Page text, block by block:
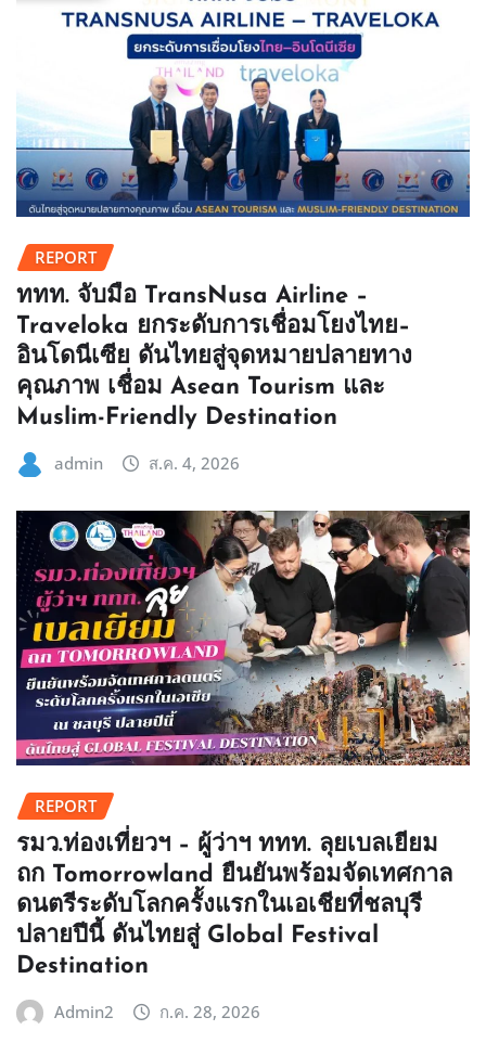
REPORT
ททท. จับมือ TransNusa Airline –
Traveloka ยกระดับการเชื่อมโยงไทย–
อินโดนีเซีย ดันไทยสู่จุดหมายปลายทาง
คุณภาพ เชื่อม Asean Tourism และ
Muslim-Friendly Destination
admin ส.ค. 4, 2026
REPORT
รมว.ท่องเที่ยวฯ – ผู้ว่าฯ ททท. ลุยเบลเยียม
ถก Tomorrowland ยืนยันพร้อมจัดเทศกาล
ดนตรีระดับโลกครั้งแรกในเอเชียที่ชลบุรี
ปลายปีนี้ ดันไทยสู่ Global Festival
Destination
Admin2 ก.ค. 28, 2026